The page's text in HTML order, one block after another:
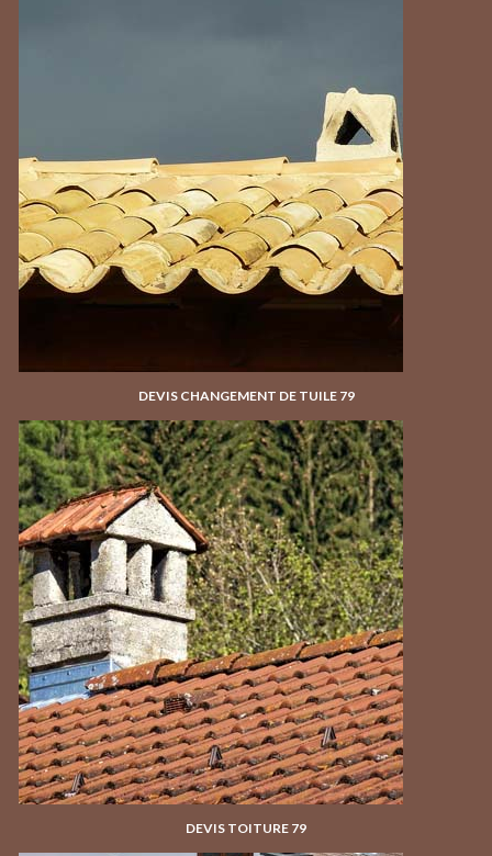
DEVIS CHANGEMENT DE TUILE 79
DEVIS TOITURE 79